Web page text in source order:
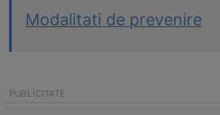
Modalitati de prevenire